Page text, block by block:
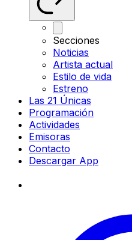
Secciones
Noticias
Artista actual
Estilo de vida
Estreno
Las 21 Únicas
Programación
Actividades
Emisoras
Contacto
Descargar App